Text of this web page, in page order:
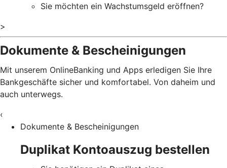
Sie möchten ein Wachstumsgeld eröffnen?
>
Dokumente & Bescheinigungen
Mit unserem OnlineBanking und Apps erledigen Sie Ihre
Bankgeschäfte sicher und komfortabel. Von daheim und
auch unterwegs.
‹
Dokumente & Bescheinigungen
Duplikat Kontoauszug bestellen